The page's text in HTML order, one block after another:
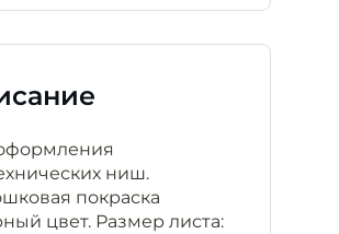
ниш.
покраска
цвет. Размер листа: